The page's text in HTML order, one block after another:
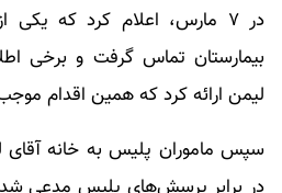
در ۷ مارس، اعلام کرد که
بیمارستان تماس گرفت و برخی
لیمن ارائه کرد که همین اقدام
سپس ماموران پلیس به خانه آقای